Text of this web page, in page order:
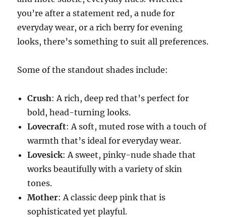
you’re after a statement red, a nude for
everyday wear, or a rich berry for evening
looks, there’s something to suit all preferences.
Some of the standout shades include:
Crush: A rich, deep red that’s perfect for
bold, head-turning looks.
Lovecraft: A soft, muted rose with a touch of
warmth that’s ideal for everyday wear.
Lovesick: A sweet, pinky-nude shade that
works beautifully with a variety of skin
tones.
Mother: A classic deep pink that is
sophisticated yet playful.